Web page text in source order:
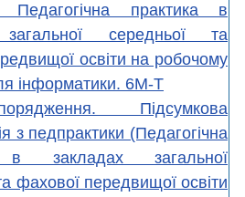
практика в
середньої та
освіти на робочому
інформатики. 6М-Т
Підсумкова
з педпрактики (Педагогічна
в закладах загальної
фахової передвищої освіти